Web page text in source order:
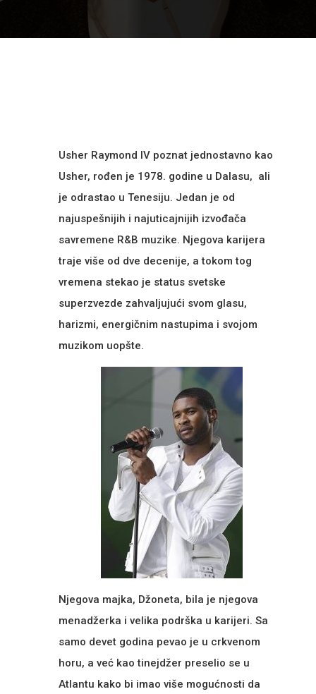
Usher Raymond IV poznat jednostavno kao
Usher, rođen je 1978. godine u Dalasu, ali
je odrastao u Tenesiju. Jedan je od
najuspešnijih i najuticajnijih izvođača
savremene R&B muzike. Njegova karijera
traje više od dve decenije, a tokom tog
vremena stekao je status svetske
superzvezde zahvaljujući svom glasu,
harizmi, energičnim nastupima i svojom
muzikom uopšte.
Njegova majka, Džoneta, bila je njegova
menadžerka i velika podrška u karijeri. Sa
samo devet godina pevao je u crkvenom
horu, a već kao tinejdžer preselio se u
Atlantu kako bi imao više mogućnosti da